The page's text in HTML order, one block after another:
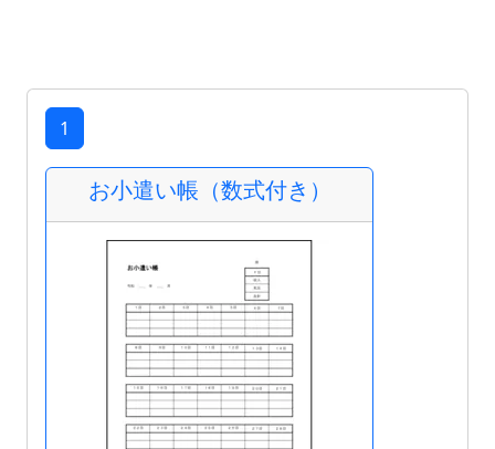
1
お小遣い帳（数式付き）